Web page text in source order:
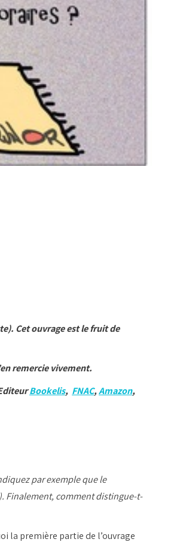
Cet ouvrage est le fruit de
remercie vivement.
Bookelis, FNAC,Amazon,
par exemple que le
Finalement, comment distingue-t-
la première partie de l’ouvrage